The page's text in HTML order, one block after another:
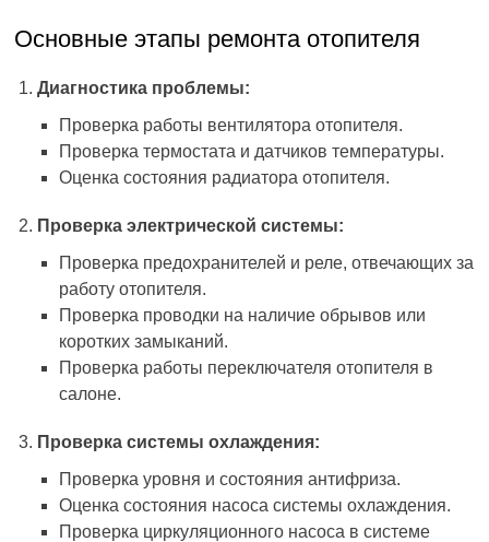
Основные этапы ремонта отопителя
Диагностика проблемы:
Проверка работы вентилятора отопителя.
Проверка термостата и датчиков температуры.
Оценка состояния радиатора отопителя.
Проверка электрической системы:
Проверка предохранителей и реле, отвечающих за
работу отопителя.
Проверка проводки на наличие обрывов или
коротких замыканий.
Проверка работы переключателя отопителя в
салоне.
Проверка системы охлаждения:
Проверка уровня и состояния антифриза.
Оценка состояния насоса системы охлаждения.
Проверка циркуляционного насоса в системе